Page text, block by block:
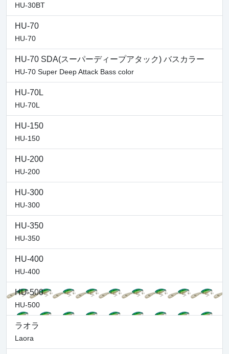
HU-30BT
HU-70
HU-70
HU-70 SDA(スーパーディープアタック) バスカラー
HU-70 Super Deep Attack Bass color
HU-70L
HU-70L
HU-150
HU-150
HU-200
HU-200
HU-300
HU-300
HU-350
HU-350
HU-400
HU-400
HU-500
HU-500
ラオラ
Laora